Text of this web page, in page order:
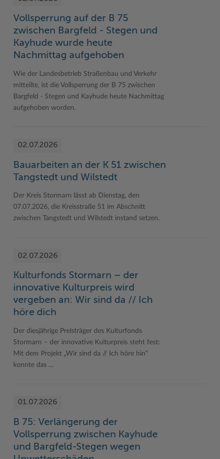
Vollsperrung auf der B 75
zwischen Bargfeld - Stegen und
Kayhude wurde heute
Nachmittag aufgehoben
Wie der Landesbetrieb Straßenbau und Verkehr
mitteilte, ist die Vollsperrung der B 75 zwischen
Bargfeld - Stegen und Kayhude heute Nachmittag
aufgehoben worden.
02.07.2026
Bauarbeiten an der K 51 zwischen
Tangstedt und Wilstedt
Der Kreis Stormarn lässt ab Dienstag, den
07.07.2026, die Kreisstraße 51 im Abschnitt
zwischen Tangstedt und Wilstedt instand setzen.
02.07.2026
Kulturfonds Stormarn – der
innovative Kulturpreis wird
vergeben an: Wir sind da // Ich
höre dich
Der diesjährige Preisträger des Kulturfonds
Stormarn – der innovative Kulturpreis steht fest:
Mit dem Projekt „Wir sind da // Ich höre hin“
konnte das …
01.07.2026
B 75: Verlängerung der
Vollsperrung zwischen Kayhude
und Bargfeld-Stegen wegen